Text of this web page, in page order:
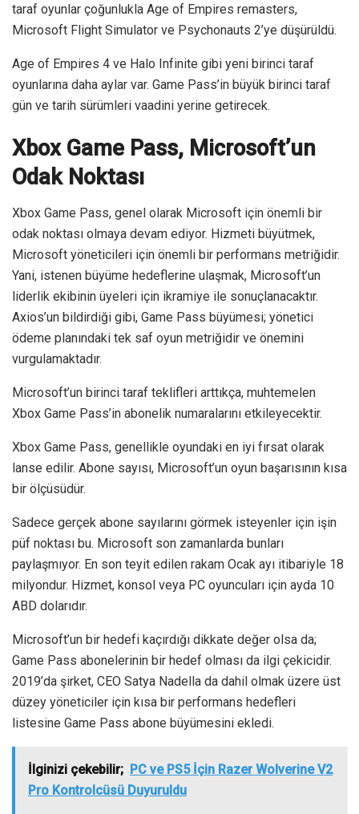
taraf oyunlar çoğunlukla Age of Empires remasters,
Microsoft Flight Simulator ve Psychonauts 2’ye düşürüldü.
Age of Empires 4 ve Halo Infinite gibi yeni birinci taraf
oyunlarına daha aylar var. Game Pass’in büyük birinci taraf
gün ve tarih sürümleri vaadini yerine getirecek.
Xbox Game Pass, Microsoft’un
Odak Noktası
Xbox Game Pass, genel olarak Microsoft için önemli bir
odak noktası olmaya devam ediyor. Hizmeti büyütmek,
Microsoft yöneticileri için önemli bir performans metriğidir.
Yani, istenen büyüme hedeflerine ulaşmak, Microsoft’un
liderlik ekibinin üyeleri için ikramiye ile sonuçlanacaktır.
Axios’un bildirdiği gibi, Game Pass büyümesi; yönetici
ödeme planındaki tek saf oyun metriğidir ve önemini
vurgulamaktadır.
Microsoft’un birinci taraf teklifleri arttıkça, muhtemelen
Xbox Game Pass’in abonelik numaralarını etkileyecektir.
Xbox Game Pass, genellikle oyundaki en iyi fırsat olarak
lanse edilir. Abone sayısı, Microsoft’un oyun başarısının kısa
bir ölçüsüdür.
Sadece gerçek abone sayılarını görmek isteyenler için işin
püf noktası bu. Microsoft son zamanlarda bunları
paylaşmıyor. En son teyit edilen rakam Ocak ayı itibariyle 18
milyondur. Hizmet, konsol veya PC oyuncuları için ayda 10
ABD dolarıdır.
Microsoft’un bir hedefi kaçırdığı dikkate değer olsa da;
Game Pass abonelerinin bir hedef olması da ilgi çekicidir.
2019’da şirket, CEO Satya Nadella da dahil olmak üzere üst
düzey yöneticiler için kısa bir performans hedefleri
listesine Game Pass abone büyümesini ekledi.
İlginizi çekebilir; PC ve PS5 İçin Razer Wolverine V2
Pro Kontrolcüsü Duyuruldu